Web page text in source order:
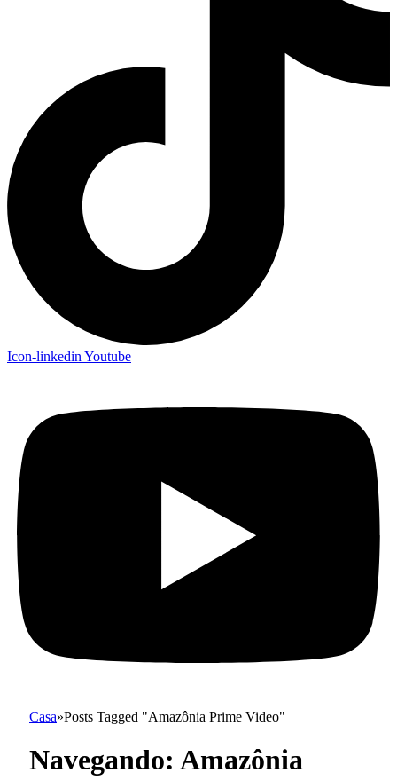
Icon-linkedin Youtube
Casa»Posts Tagged "Amazônia Prime Video"
Navegando: Amazônia